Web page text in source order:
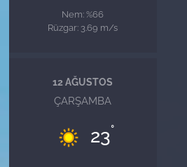
Nem: %66
Rüzgar: 3.69 m/s
12 AĞUSTOS
ÇARŞAMBA
23°